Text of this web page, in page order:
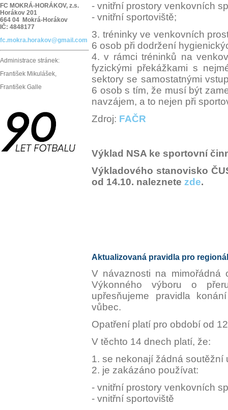
- vnitřní prostory venkovních
- vnitřní sportoviště;
3. tréninky ve venkovních
6 osob při dodržení
4. v rámci tréninků na
fyzickými překážkami s
sektory se samostatnými
6 osob s tím, že musí být
navzájem, a to nejen při
Zdroj: FAČR
Výklad NSA ke sportovní
Výkladového stanovisko
od 14.10. naleznete zde.
Aktualizovaná pravidla pro
V návaznosti na mimořádná
Výkonného výboru o
upřesňujeme pravidla
vůbec.
Opatření platí pro období od
V těchto 14 dnech platí, že:
1. se nekonají žádná soutěžní
2. je zakázáno používat:
- vnitřní prostory venkovních
- vnitřní sportoviště
FC MOKRÁ-HORÁKOV, z.s.
Horákov 201
664 04 Mokrá-Horákov
IČ: 4848177
fc.mokra.horakov@gmail.com
Administrace stránek:
František Mikulášek,
František Galle